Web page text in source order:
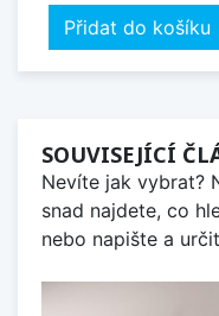
Přidat do košíku
SOUVISEJÍCÍ
Nevíte jak vybrat?
snad najdete, co
nebo napište a